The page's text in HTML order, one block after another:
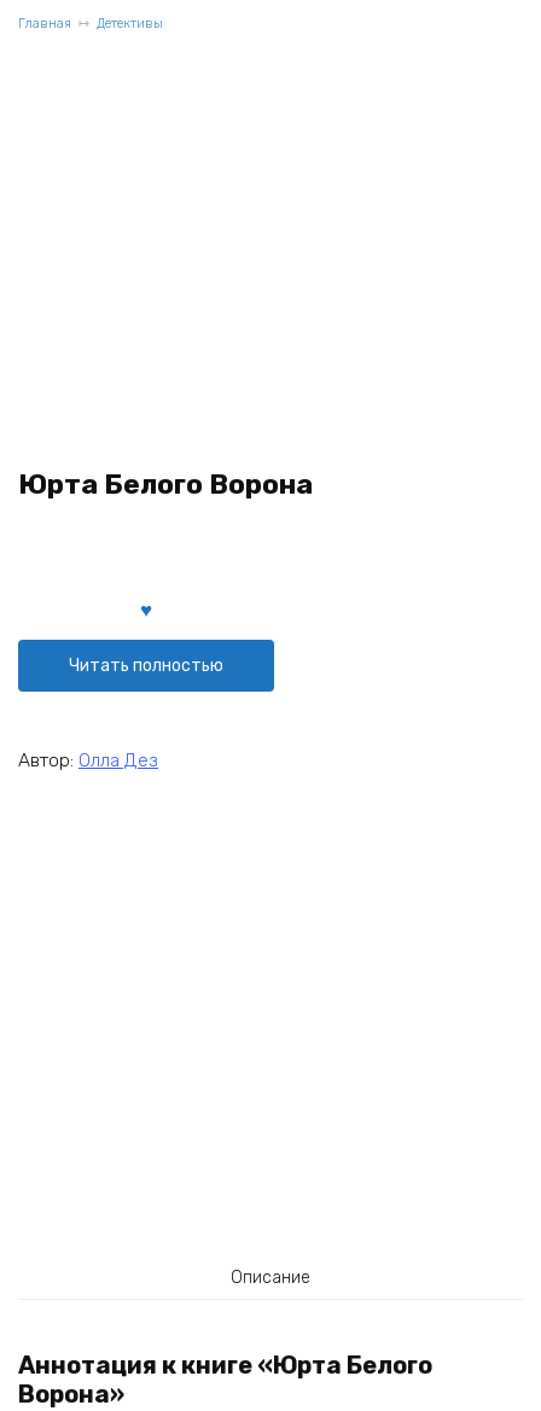
Главная Детективы
Юрта Белого Ворона
Читать полностью
Автор: Олла Дез
Описание
Аннотация к книге «Юрта Белого
Ворона»